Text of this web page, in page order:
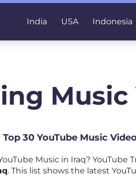
India USA Indonesia
Music
30 YouTube Music
Music in Iraq?
. This list shows the latest